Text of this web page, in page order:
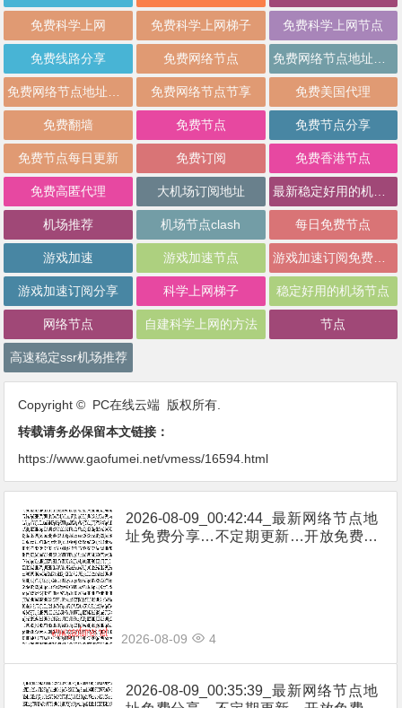
免费科学上网 免费科学上网梯子 免费科学上网节点
免费线路分享 免费网络节点
免费网络节点节享 免费美国代理
免费翻墙 免费节点 免费节点分享
免费节点每日更新 免费订阅 免费香港节点
免费高匿代理 大机场订阅地址
机场推荐 机场节点clash 每日免费节点
游戏加速 游戏加速节点 游戏加速订阅免费分享
游戏加速订阅分享 科学上网梯子 稳定好用的机场节点
网络节点 自建科学上网的方法 节点
高速稳定ssr机场推荐
Copyright © PC在线云端 版权所有.
转载请务必保留本文链接：
https://www.gaofumei.net/vmess/16594.html
2026-08-09_00:42:44_最新网络节点地
址免费分享…不定期更新…开放免费分
2026-08-09 4
2026-08-09_00:35:39_最新网络节点地